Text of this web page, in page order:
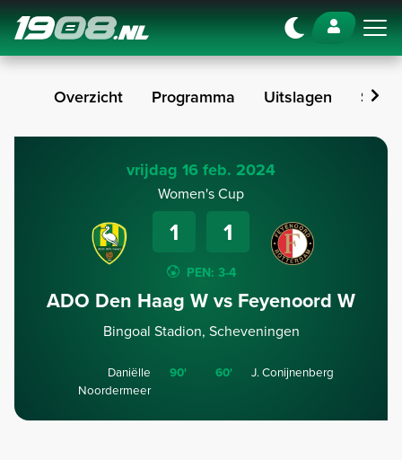
Navigation
Overzicht Programma Uitslagen Stand
vrijdag 16 feb. 2024
Women's Cup
1 1
PEN: 3-4
ADO Den Haag W vs Feyenoord W
Bingoal Stadion, Scheveningen
Daniëlle
Noordermeer
90' 60' J. Conijnenberg